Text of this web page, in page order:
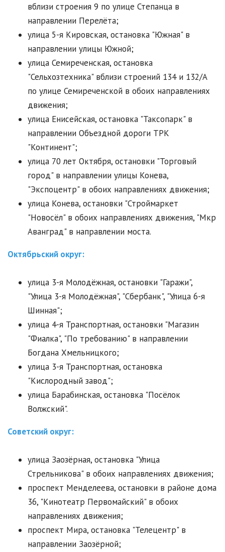
вблизи строения 9 по улице Степанца в
направлении Перелёта;
улица 5-я Кировская, остановка "Южная" в
направлении улицы Южной;
улица Семиреченская, остановка
"Сельхозтехника" вблизи строений 134 и 132/А
по улице Семиреченской в обоих направлениях
движения;
улица Енисейская, остановка "Таксопарк" в
направлении Объездной дороги ТРК
"Континент";
улица 70 лет Октября, остановки "Торговый
город" в направлении улицы Конева,
"Экспоцентр" в обоих направлениях движения;
улица Конева, остановки "Строймаркет
"Новосёл" в обоих направлениях движения, "Мкр
Аванград" в направлении моста.
Октябрьский округ:
улица 3-я Молодёжная, остановки "Гаражи",
"Улица 3-я Молодёжная", "Сбербанк", "Улица 6-я
Шинная";
улица 4-я Транспортная, остановки "Магазин
"Фиалка", "По требованию" в направлении
Богдана Хмельницкого;
улица 3-я Транспортная, остановка
"Кислородный завод";
улица Барабинская, остановка "Посёлок
Волжский".
Советский округ:
улица Заозёрная, остановка "Улица
Стрельникова" в обоих направлениях движения;
проспект Менделеева, остановки в районе дома
36, "Кинотеатр Первомайский" в обоих
направлениях движения;
проспект Мира, остановка "Телецентр" в
направлении Заозёрной;